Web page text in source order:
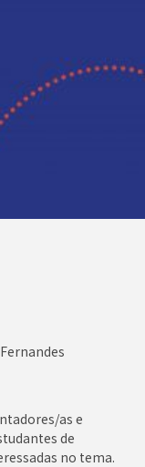
as e
de
no tema.